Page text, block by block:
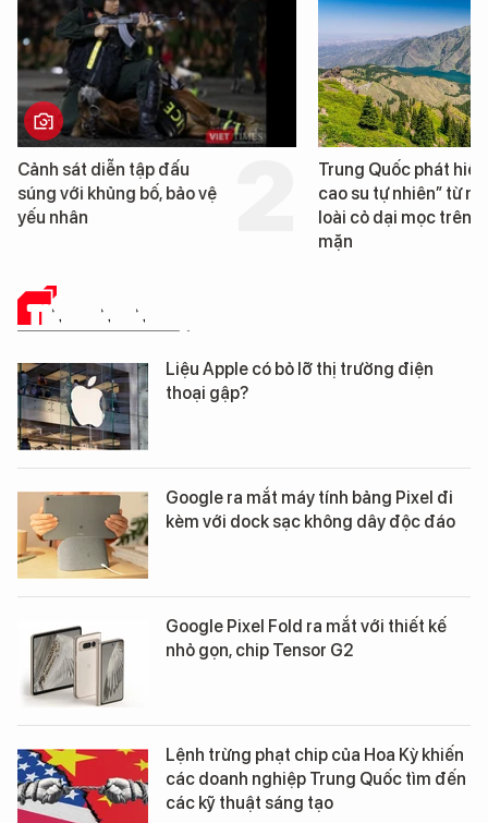
Cảnh sát diễn tập đấu
súng với khủng bố, bảo vệ
yếu nhân
Trung Quốc phát hiện
cao su tự nhiên” từ
loài cỏ dại mọc trên
mặn
TIN CÔNG NGHỆ
Liệu Apple có bỏ lỡ thị trường điện
thoại gập?
Google ra mắt máy tính bảng Pixel đi
kèm với dock sạc không dây độc đáo
Google Pixel Fold ra mắt với thiết kế
nhỏ gọn, chip Tensor G2
Lệnh trừng phạt chip của Hoa Kỳ khiến
các doanh nghiệp Trung Quốc tìm đến
các kỹ thuật sáng tạo